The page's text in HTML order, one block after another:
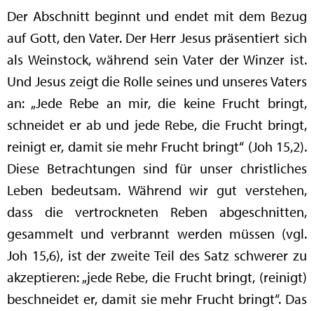
Der Abschnitt beginnt und endet mit dem Bezug
auf Gott, den Vater. Der Herr Jesus präsentiert sich
als Weinstock, während sein Vater der Winzer ist.
Und Jesus zeigt die Rolle seines und unseres Vaters
an: „Jede Rebe an mir, die keine Frucht bringt,
schneidet er ab und jede Rebe, die Frucht bringt,
reinigt er, damit sie mehr Frucht bringt“ (Joh 15,2).
Diese Betrachtungen sind für unser christliches
Leben bedeutsam. Während wir gut verstehen,
dass die vertrockneten Reben abgeschnitten,
gesammelt und verbrannt werden müssen (vgl.
Joh 15,6), ist der zweite Teil des Satz schwerer zu
akzeptieren: „jede Rebe, die Frucht bringt, (reinigt)
beschneidet er, damit sie mehr Frucht bringt“. Das